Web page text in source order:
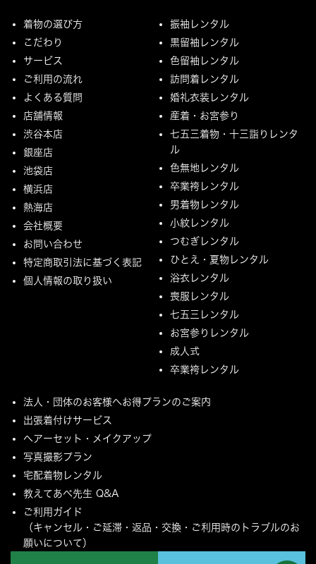
着物の選び方
こだわり
サービス
ご利用の流れ
よくある質問
店舗情報
渋谷本店
銀座店
池袋店
横浜店
熱海店
会社概要
お問い合わせ
特定商取引法に基づく表記
個人情報の取り扱い
振袖レンタル
黒留袖レンタル
色留袖レンタル
訪問着レンタル
婚礼衣装レンタル
産着・お宮参り
七五三着物・十三詣りレンタ
ル
色無地レンタル
卒業袴レンタル
男着物レンタル
小紋レンタル
つむぎレンタル
ひとえ・夏物レンタル
浴衣レンタル
喪服レンタル
七五三レンタル
お宮参りレンタル
成人式
卒業袴レンタル
法人・団体のお客様へお得プランのご案内
出張着付けサービス
ヘアーセット・メイクアップ
写真撮影プラン
宅配着物レンタル
教えてあべ先生 Q&A
ご利用ガイド
（キャンセル・ご延滞・返品・交換・ご利用時のトラブルのお
願いについて）